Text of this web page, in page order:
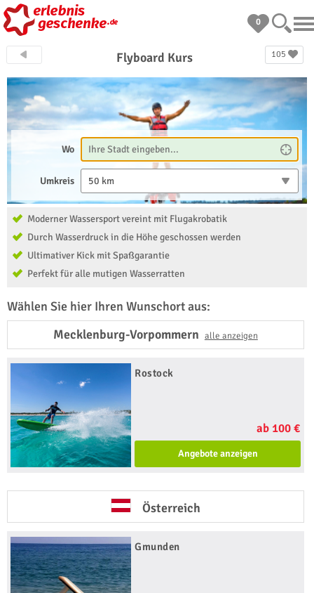
0
105
Flyboard Kurs
Wo
Umkreis 50 km
Moderner Wassersport vereint mit Flugakrobatik
Durch Wasserdruck in die Höhe geschossen werden
Ultimativer Kick mit Spaßgarantie
Perfekt für alle mutigen Wasserratten
Wählen Sie hier Ihren Wunschort aus:
Mecklenburg-Vorpommern alle anzeigen
Rostock
ab 100 €
Angebote anzeigen
Österreich
Gmunden